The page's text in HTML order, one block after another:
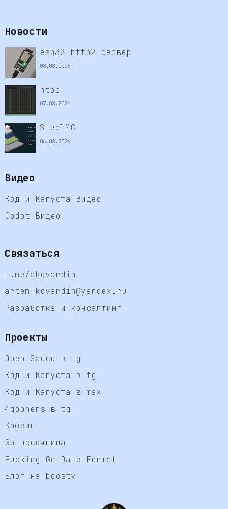
Новости
esp32 http2 сервер
08.08.2026
htop
07.08.2026
SteelMC
06.08.2026
Видео
Код и Капуста Видео
Godot Видео
Связаться
t.me/akovardin
artem-kovardin@yandex.ru
Разработка и консалтинг
Проекты
Open Sauce в tg
Код и Капуста в tg
Код и Капуста в max
4gophers в tg
Кофеин
Go песочница
Fucking Go Date Format
Блог на boosty